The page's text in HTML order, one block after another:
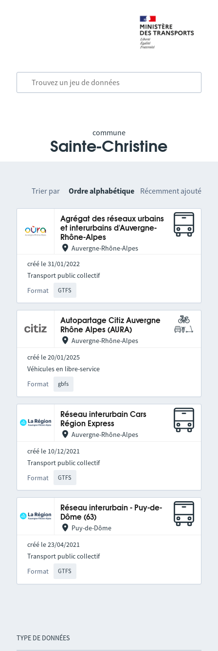
commune
Sainte-Christine
TYPE DE DONNÉES
Trier par Ordre alphabétique Récemment ajouté
Agrégat des réseaux urbains
et interurbains d'Auvergne-
Rhône-Alpes
Auvergne-Rhône-Alpes
créé le 31/01/2022
Format GTFS
Transport public collectif
Autopartage Citiz Auvergne
Rhône Alpes (AURA)
Auvergne-Rhône-Alpes
créé le 20/01/2025
Format gbfs
Véhicules en libre-service
Réseau interurbain Cars
Région Express
Auvergne-Rhône-Alpes
créé le 10/12/2021
Format GTFS
Transport public collectif
Réseau interurbain - Puy-de-
Dôme (63)
Puy-de-Dôme
créé le 23/04/2021
Format GTFS
Transport public collectif